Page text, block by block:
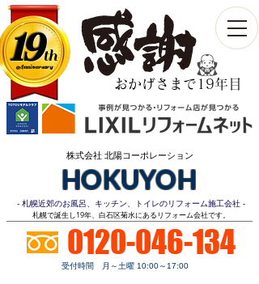
おかげさまで19年目
th
19
Anniversary​
株式会社 北陽コーポレーション
HOKUYOH
- 札幌近郊のお風呂、キッチン、トイレのリフォーム施工会社 -
​札幌で誕生し19年、白石区菊水にあるリフォーム会社です。
0120-046-134
受付時間 月～土曜 10:00～17:00